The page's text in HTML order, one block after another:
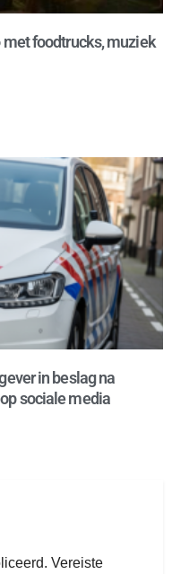
met foodtrucks, muziek
in beslag na
sociale media
Vereiste